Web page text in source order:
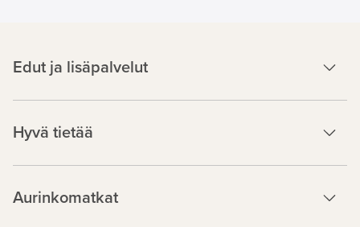
Edut ja lisäpalvelut
Hyvä tietää
Aurinkomatkat